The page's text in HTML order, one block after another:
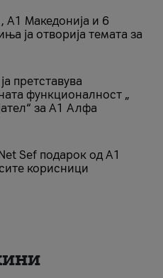
A1 Македонија и 6
ја отворија темата за
претставува
функционалност „
за А1 Алфа
Sеf подарок од А1
корисници